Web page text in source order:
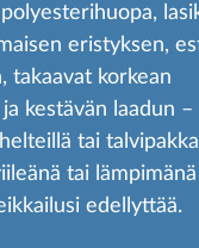
eristyksen,
takaavat korkean
kestävän laadun
tai
tai
edellyttää.